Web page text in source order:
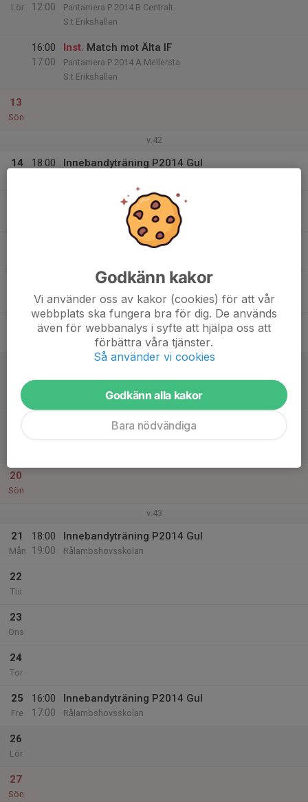
Lör
12:00
Pantamera P 2014 B Centralt
S:t Erikshallen
16:00
17:00
Inst. Match mot Älta IF
Pantamera P 2014 A Mellersta
S:t Erikshallen
13
Sön
v.42
14
18:00
Innebandyträning P2014 Gul
16:00
Innebandyträning P2014 Gul
Rålambshovsskolan
10:30
Pantamera P 2014 A Mellersta
Match mot Duvbo IK (B)
20
Sön
v.43
21
Mån
18:00
19:00
Innebandyträning P2014 Gul
Rålambshovsskolan
22
Tis
23
Ons
24
Tor
25
Fre
16:00
17:00
Innebandyträning P2014 Gul
Rålambshovsskolan
26
Lör
27
Sön
Godkänn kakor
Vi använder oss av kakor (cookies) för att vår
webbplats ska fungera bra för dig. De används
även för webbanalys i syfte att hjälpa oss att
förbättra våra tjänster.
Så använder vi cookies
Godkänn alla kakor
Bara nödvändiga